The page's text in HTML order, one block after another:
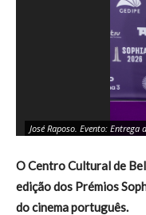
José Raposo. Evento:
O Centro Cultural de
edição dos Prémios
do cinema português.